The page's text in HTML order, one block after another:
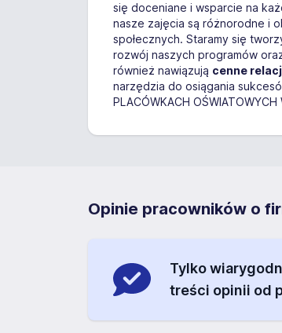
się doceniane i wsparcie na
nasze zajęcia są różnorodne i
społecznych. Staramy się
rozwój naszych programów
również nawiązują cenne
narzędzia do osiągania
PLACÓWKACH
Opinie pracowników o
Tylko
treści opinii od